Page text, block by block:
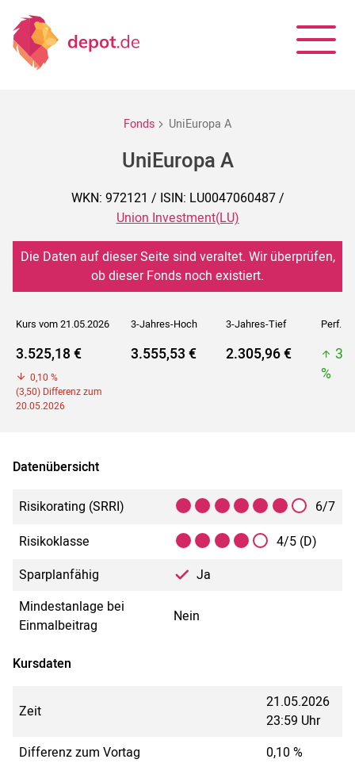
Fonds UniEuropa A
UniEuropa A
WKN: 972121 / ISIN: LU0047060487 /
Union Investment(LU)
Die Daten auf dieser Seite sind veraltet. Wir überprüfen,
ob dieser Fonds noch existiert.
Kurs vom 21.05.2026 3-Jahres-Hoch 3-Jahres-Tief Perf. 5J
3.525,18 €
0,10 %
(3,50) Differenz zum
20.05.2026
3.555,53 € 2.305,96 €
%
Datenübersicht
Risikorating (SRRI)
6/7
Risikoklasse
4/5 (D)
Sparplanfähig
Ja
Mindestanlage bei
Einmalbeitrag
Nein
Kursdaten
Zeit
21.05.2026
23:59 Uhr
Differenz zum Vortag
0,10 %